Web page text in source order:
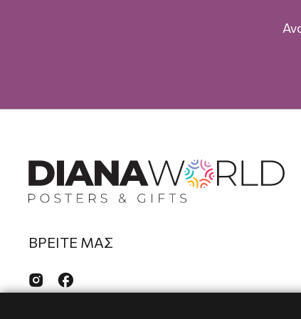
ΒΡΕΙΤΕ ΜΑΣ
 